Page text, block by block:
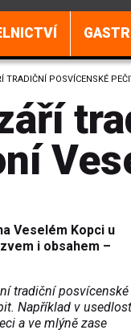
TRADIČNÍ POSVÍCENSKÉ
Veselém Kopci u
i obsahem –
tradiční posvícenské
Například v
a ve mlýně zase